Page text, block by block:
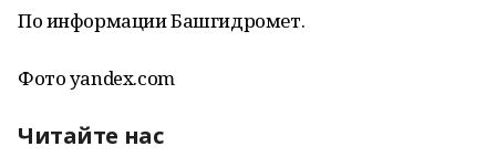
По информации Башгидромет.
Фото yandex.com
Читайте нас